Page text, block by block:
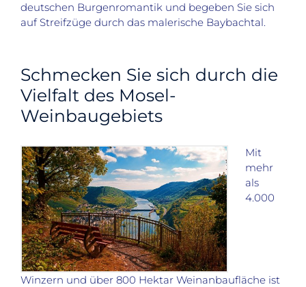
deutschen Burgenromantik und begeben Sie sich
auf Streifzüge durch das malerische Baybachtal.
Schmecken Sie sich durch die
Vielfalt des Mosel-
Weinbaugebiets
Mit
mehr
als
4.000
Winzern und über 800 Hektar Weinanbaufläche ist